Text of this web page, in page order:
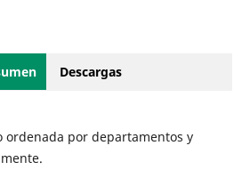
Descargas
ordenada por departamentos y